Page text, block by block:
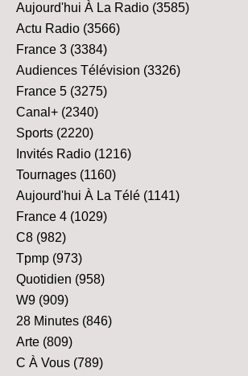
Aujourd'hui À La Radio (3585)
Actu Radio (3566)
France 3 (3384)
Audiences Télévision (3326)
France 5 (3275)
Canal+ (2340)
Sports (2220)
Invités Radio (1216)
Tournages (1160)
Aujourd'hui À La Télé (1141)
France 4 (1029)
C8 (982)
Tpmp (973)
Quotidien (958)
W9 (909)
28 Minutes (846)
Arte (809)
C À Vous (789)